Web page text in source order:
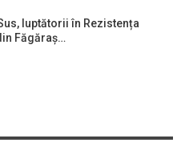
luptătorii în Rezistența
Făgăraș…